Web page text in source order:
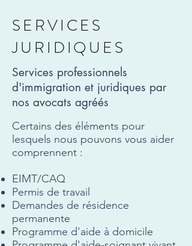
SERVICES
JURIDIQUES
Services professionnels
d'immigration et juridiques par
nos avocats agréés
Certains des éléments pour
lesquels nous pouvons vous aider
comprennent :
EIMT/CAQ
​Permis de travail
Demandes de résidence
permanente
Programme d'aide à domicile